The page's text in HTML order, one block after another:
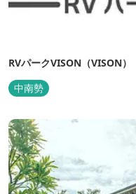
RVパークVISON（VISON）
中南勢